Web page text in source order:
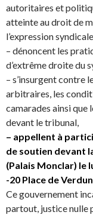
autoritaires et
atteinte au droit de
l’expression
– dénoncent les
d’extrême droite du
– s’insurgent contre
arbitraires, les
camarades ainsi
devant le tribunal,
– appellent à
de soutien devant
(Palais Monclar) le
-20 Place de
Ce gouvernement
partout, justice nulle